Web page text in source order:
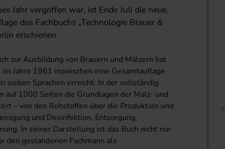
Jahr vergriffen war, ist Ende Juli die neue,
des Fachbuchs „Technologie Brauer &
erschienen.
zur Ausbildung von Brauern und Mälzern hat
Jahre 1961 inzwischen eine Gesamtauflage
sieben Sprachen erreicht. In der vollständig
auf 1000 Seiten die Grundlagen der Malz- und
– von den Rohstoffen über die Produktion und
und Desinfektion, Entsorgung,
In seiner Darstellung ist das Buch nicht nur
den gestandenen Fachmann als